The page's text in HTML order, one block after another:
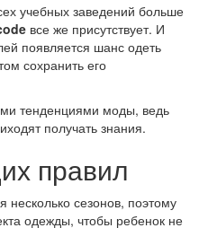
учебных заведений больше
все же присутствует. И
появляется шанс одеть
сохранить его
тенденциями моды, ведь
получать знания.
правил
несколько сезонов, поэтому
одежды, чтобы ребенок не